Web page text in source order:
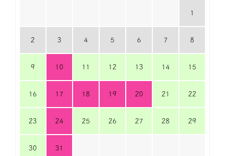
1
2 3 4 5 6 7 8
9 10 11 12 13 14 15
16 17 18 19 20 21 22
23 24 25 26 27 28 29
30 31